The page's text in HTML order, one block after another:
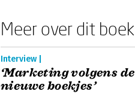
Meer over dit boek
Interview |
‘Marketing volgens de
nieuwe boekjes’